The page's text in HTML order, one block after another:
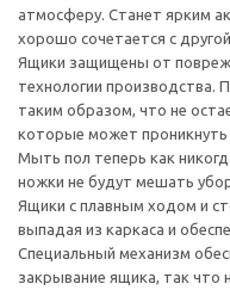
атмосферу. Станет ярким
хорошо сочетается с
Ящики защищены от
технологии производства.
таким образом, что не
которые может проникнуть
Мыть пол теперь как
ножки не будут мешать
Ящики с плавным ходом и
выпадая из каркаса и
Специальный механизм
закрывание ящика, так что